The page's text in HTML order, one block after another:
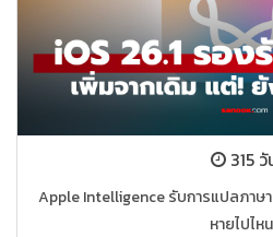
315
Apple Intelligence รับการแปลภาษา
หายไปไห